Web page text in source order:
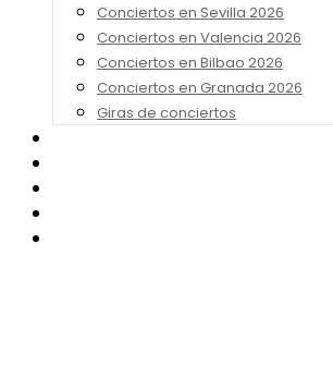
Conciertos en Sevilla 2026
Conciertos en Valencia 2026
Conciertos en Bilbao 2026
Conciertos en Granada 2026
Giras de conciertos